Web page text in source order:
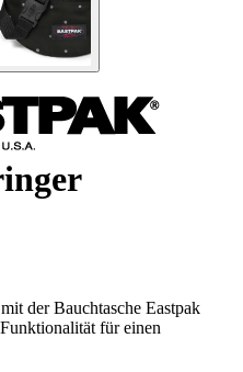
der Bauchtasche Eastpak
für einen